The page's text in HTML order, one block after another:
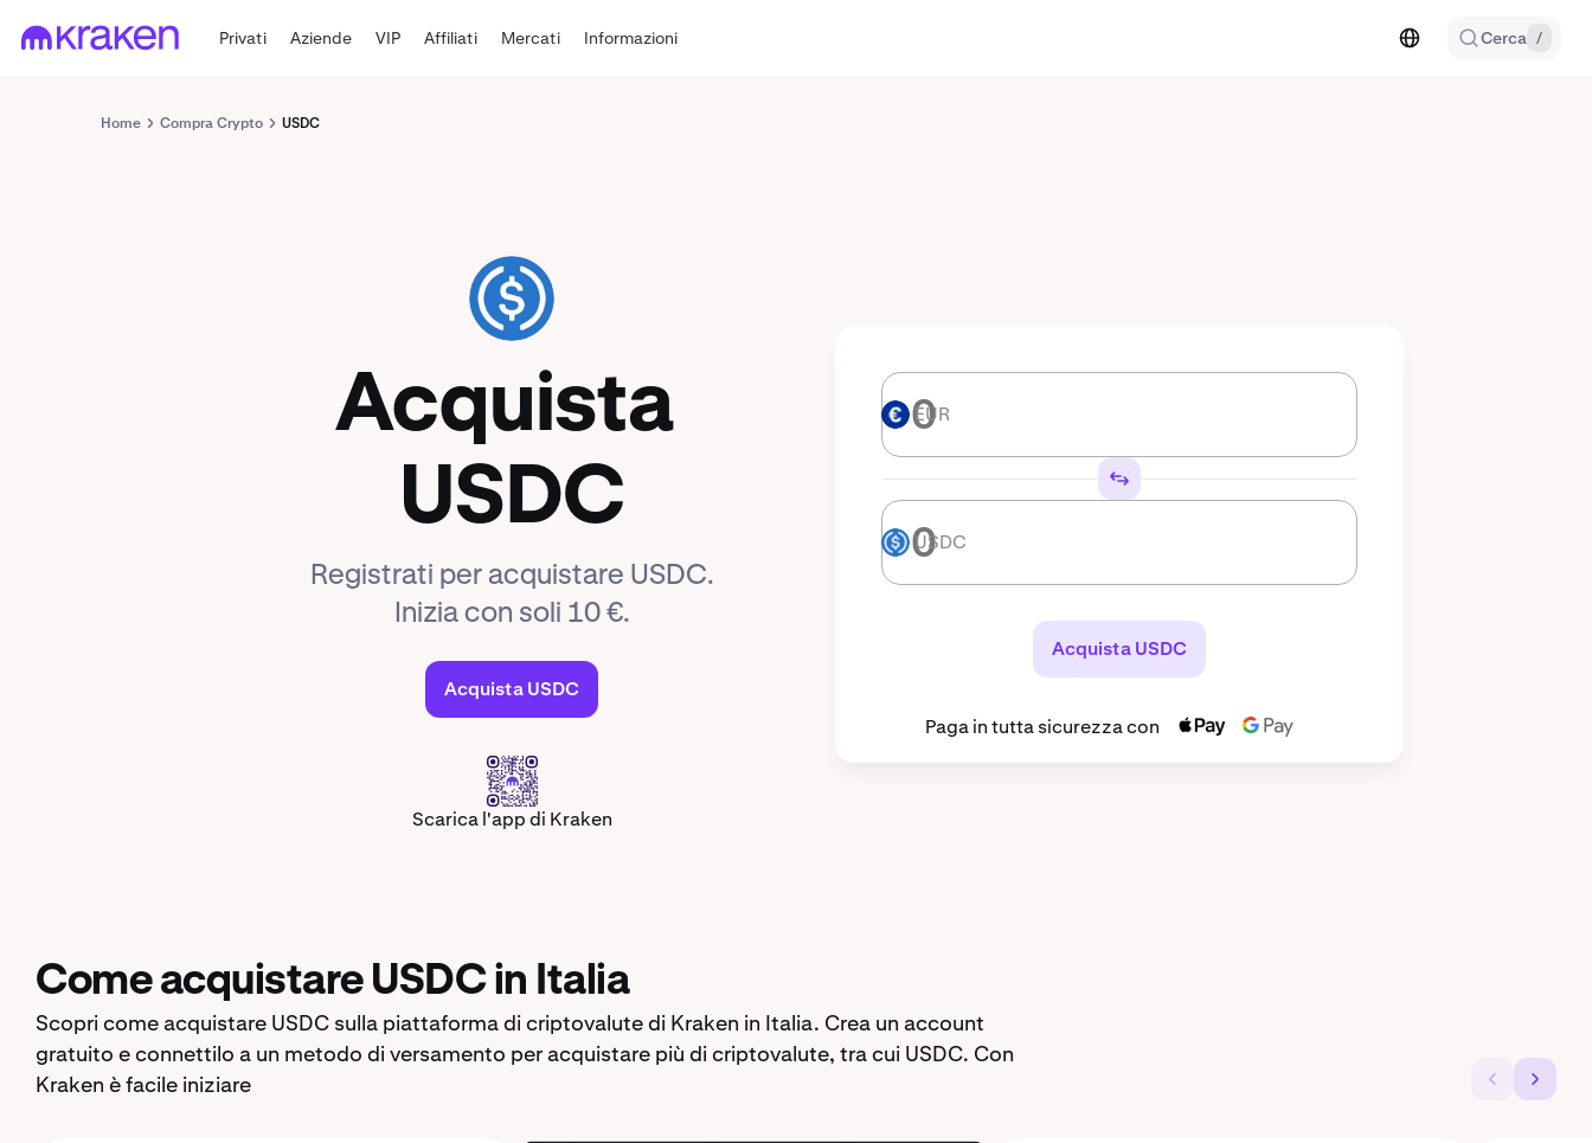
Privati Aziende VIP Affiliati Mercati Informazioni Cerca /
Home Compra Crypto USDC
USDC
Acquista
USDC
Registrati per acquistare USDC.
Inizia con soli 10 €.
Acquista USDC
Scarica l'app di Kraken
EUR EUR
USDC USDC
Acquista USDC
Paga in tutta sicurezza con
Come acquistare USDC in Italia
Scopri come acquistare USDC sulla piattaforma di criptovalute di Kraken in Italia. Crea un account
gratuito e connettilo a un metodo di versamento per acquistare più di criptovalute, tra cui USDC. Con
Kraken è facile iniziare